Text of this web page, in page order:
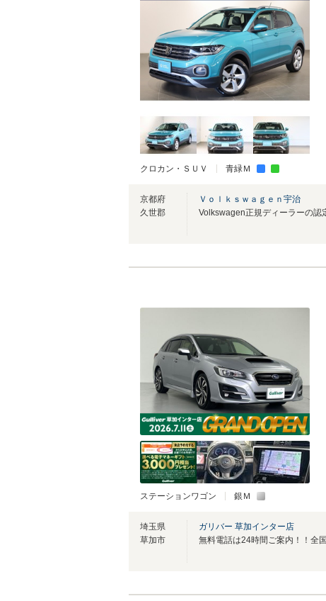
クロカン・ＳＵＶ 青緑Ｍ
京都府
久世郡
Ｖｏｌｋｓｗａｇｅｎ宇治
ステーションワゴン 銀Ｍ
埼玉県
草加市
ガリバー 草加インター店